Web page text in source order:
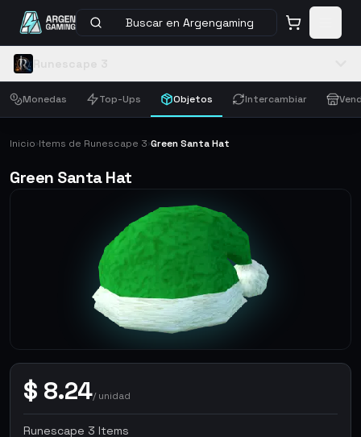
Buscar en Argengaming
Monedas Top-Ups Objetos Intercambiar
Inicio›Items de Runescape 3›Green Santa Hat
Green Santa Hat
$ 8.24/unidad
Runescape 3 Items